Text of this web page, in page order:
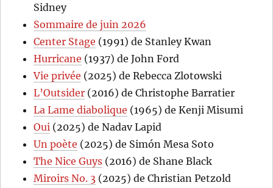
Sidney
Sommaire de juin 2026
Center Stage (1991) de Stanley Kwan
Hurricane (1937) de John Ford
Vie privée (2025) de Rebecca Zlotowski
L’Outsider (2016) de Christophe Barratier
La Lame diabolique (1965) de Kenji Misumi
Oui (2025) de Nadav Lapid
Un poète (2025) de Simón Mesa Soto
The Nice Guys (2016) de Shane Black
Miroirs No. 3 (2025) de Christian Petzold